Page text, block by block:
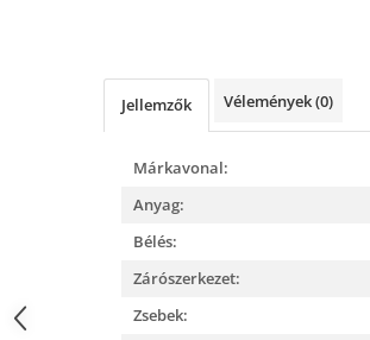
Jellemzők Vélemények(0)
Márkavonal:
Anyag:
Bélés:
Zárószerkezet:
Zsebek: